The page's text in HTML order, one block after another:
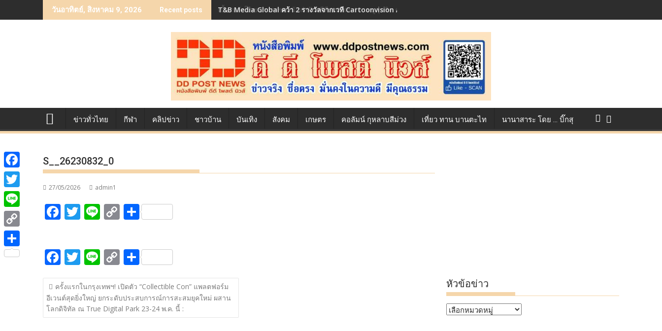
to
วันอาทิตย์, สิงหาคม 9, 2026 Recent posts T&B Media Global คว้า 2 รางวัลจากเวที Cartoonvision Animation Contest ตอกย้ำศักยภาพแอนิเมชันไทยบนเวทีนานาชาติ ที่ประเทศอังกฤษ :
เบื้องหลังโภชนาการของนักล่าฝัน ซีพีเอฟ เผย 10 เมนูสุดฮิต ตลอดเส้นทางการแข่งขัน True AF 2026 :
ข่าวทั่วไทย กีฬา คลิปข่าว ชาวบ้าน บันเทิง สังคม เกษตร คอลัมน์ กุหลาบสีม่วง เที่ยว ทาน บานตะไท นานาสาระ โดย … บิ๊กสุ
S__26230832_0
27/05/2026 admin1
F
ac
b
o
o
k
T
w
er
Li
n
C
o
y
Li
n
k
S
h
e
F
ac
e
b
o
T
w
itt
er
Li
n
e
C
o
p
y
Li
S
h
ar
e
แนะแนว
เรื่อง
ครั้งแรกในกรุงเทพฯ! เปิดตัว “Collectible Con” แพลตฟอร์ม
อีเวนต์สุดยิ่งใหญ่ ยกระดับประสบการณ์การสะสมยุคใหม่ ผสาน
โลกดิจิทัล ณ True Digital Park 23-24 พ.ค. นี้ :
หัวข้อข่าว
หัวข้อ
F
a
c
e
b
o
T
w
i
t
t
L
i
n
C
o
S